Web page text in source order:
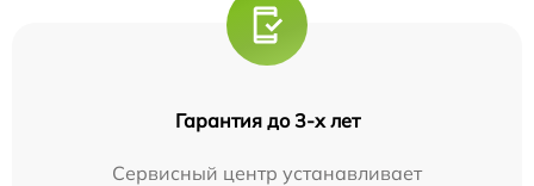
Гарантия до 3-х лет
Сервисный центр устанавливает